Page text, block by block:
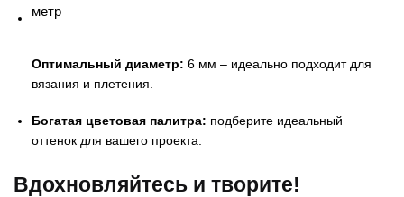
метр
Оптимальный диаметр: 6 мм – идеально подходит для
вязания и плетения.
Богатая цветовая палитра: подберите идеальный
оттенок для вашего проекта.
Вдохновляйтесь и творите!